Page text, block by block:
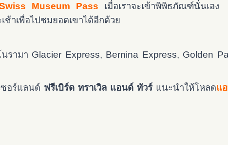
Museum Pass เมื่อเราจะเข้าพิพิธภัณฑ์นั่นเอ
ช้าเพื่อไปชมยอดเขาได้อีกด้วย
นรามา Glacier Express, Bernina Express, Golden
ซอร์แลนด์ ฟรีเบิร์ด ทราเวิล แอนด์ ทัวร์แนะนำให้โหลดแ